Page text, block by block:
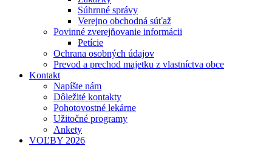
Súhrnné správy
Verejno obchodná súťaž
Povinné zverejňovanie informácii
Petície
Ochrana osobných údajov
Prevod a prechod majetku z vlastníctva obce
Kontakt
Napíšte nám
Dôležité kontakty
Pohotovostné lekárne
Užitočné programy
Ankety
VOĽBY 2026